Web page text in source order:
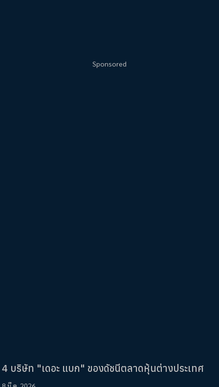
Sponsored
4 บริษัท "เดอะ แบก" ของดัชนีตลาดหุ้นต่างประเทศ